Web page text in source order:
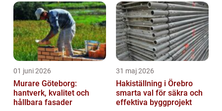
01 juni 2026
Murare Göteborg:
hantverk, kvalitet och
hållbara fasader
31 maj 2026
Hakiställning i Örebro
smarta val för säkra och
effektiva byggprojekt